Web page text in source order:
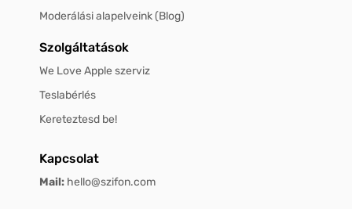
Moderálási alapelveink (Blog)
Szolgáltatások
We Love Apple szerviz
Teslabérlés
Kereteztesd be!
Kapcsolat
Mail: hello@szifon.com